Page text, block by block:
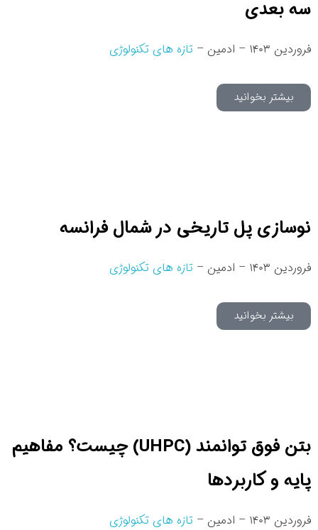
سه بعدی
فروردین ۱۴۰۳ – ادمین – تازه های تکنولوژی
بیشتر بخوانید
نوسازی پل تاریخی در شمال فرانسه
فروردین ۱۴۰۳ – ادمین – تازه های تکنولوژی
بیشتر بخوانید
بتن فوق توانمند (UHPC) چیست؟ مفاهیم
پایه و کاربردها
فروردین ۱۴۰۳ – ادمین – تازه های تکنولوژی